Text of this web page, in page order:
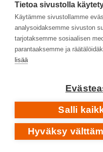
nauhoittivat siellä
Introducing Sparks
veljekset nähtiin
tuottajanGiorgio
innovatiivisen disco-
Tietoa sivustolla
Käytämme sivustollamme
analysoidaksemme sivuston
tarjotaksemme sosiaalisen
parantaaksemme ja
lisää
Salli
Hyväksy